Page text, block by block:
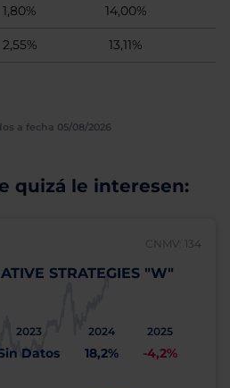
1,80% 14,00%
2,55% 13,11%
a fecha 05/08/2026
quizá le interesen:
CNMV: 134
STRATEGIES "W"
2023
Datos
2024
18,2%
2025
-4,2%